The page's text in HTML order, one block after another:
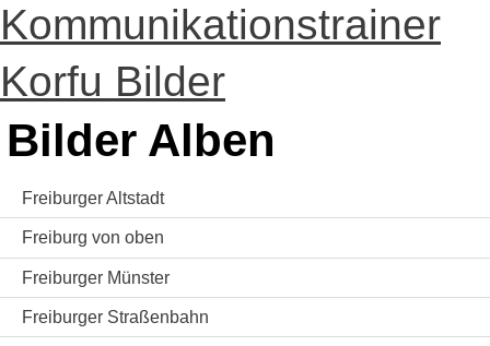
Kommunikationstrainer
Korfu Bilder
Bilder Alben
Freiburger Altstadt
Freiburg von oben
Freiburger Münster
Freiburger Straßenbahn